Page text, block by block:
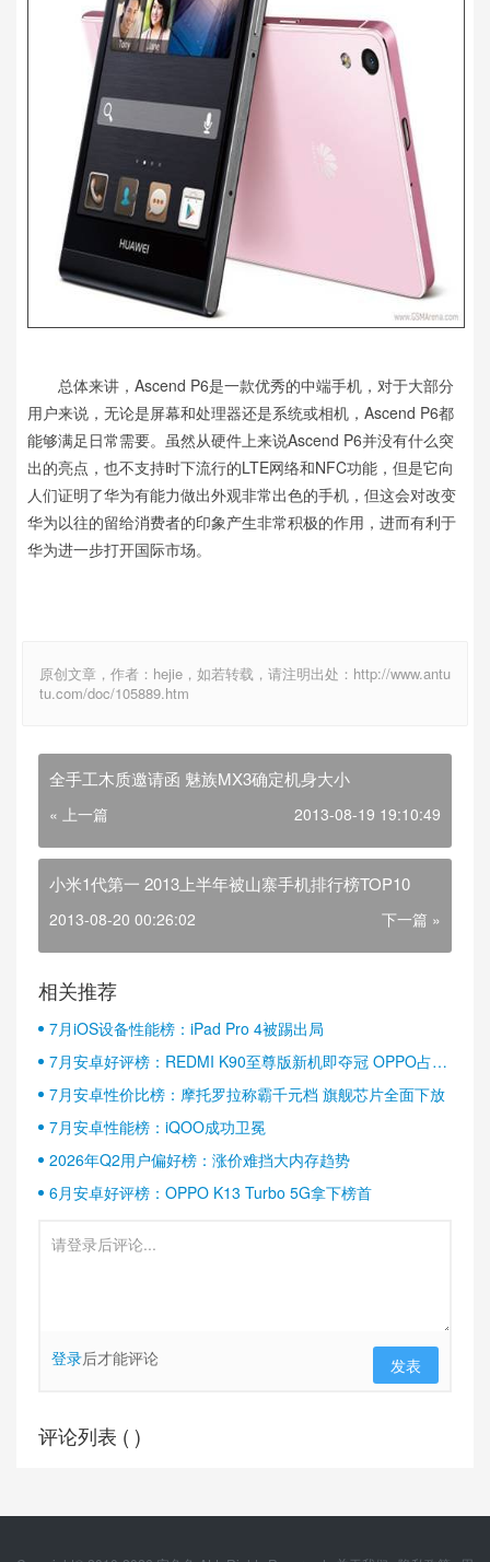
总体来讲，Ascend P6是一款优秀的中端手机，对于大部分
用户来说，无论是屏幕和处理器还是系统或相机，Ascend P6都
能够满足日常需要。虽然从硬件上来说Ascend P6并没有什么突
出的亮点，也不支持时下流行的LTE网络和NFC功能，但是它向
人们证明了华为有能力做出外观非常出色的手机，但这会对改变
华为以往的留给消费者的印象产生非常积极的作用，进而有利于
华为进一步打开国际市场。
原创文章，作者：hejie，如若转载，请注明出处：http://www.antu
tu.com/doc/105889.htm
全手工木质邀请函 魅族MX3确定机身大小
« 上一篇 2013-08-19 19:10:49
小米1代第一 2013上半年被山寨手机排行榜TOP10
2013-08-20 00:26:02 下一篇 »
相关推荐
7月iOS设备性能榜：iPad Pro 4被踢出局
7月安卓好评榜：REDMI K90至尊版新机即夺冠 OPPO占据
半壁江山
7月安卓性价比榜：摩托罗拉称霸千元档 旗舰芯片全面下放
7月安卓性能榜：iQOO成功卫冕
2026年Q2用户偏好榜：涨价难挡大内存趋势
6月安卓好评榜：OPPO K13 Turbo 5G拿下榜首
登录后才能评论 发表
评论列表 ( )